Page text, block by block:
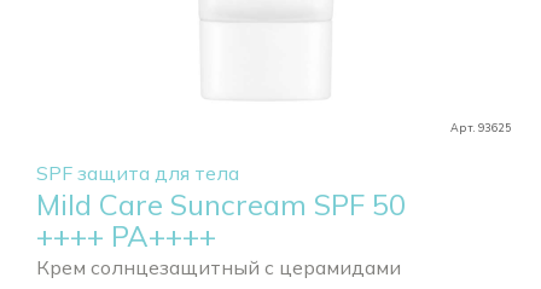
Арт. 93625
SPF защита для тела
Mild Care Suncream SPF 50
++++ РА++++
Крем солнцезащитный с церамидами